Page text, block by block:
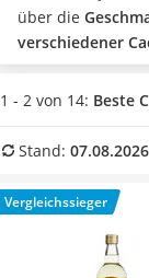
Eiskaffee-Pulver
Irischer Whiskey
Matcha-Set
MCT-Öl
Erythrit
Müsli ohne
über die
verschiedener
einem gut
Geschmack
besonders das
seinen
1 - 2 von 14: Beste
Stand: 07.08.2026
Vergleichssieger